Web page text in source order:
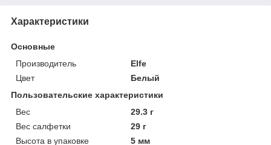
Характеристики
Основные
Производитель
Elfe
Цвет
Белый
Пользовательские характеристики
Вeс
29.3 г
Вeс салфетки
29 г
Высотa в упаковке
5 мм